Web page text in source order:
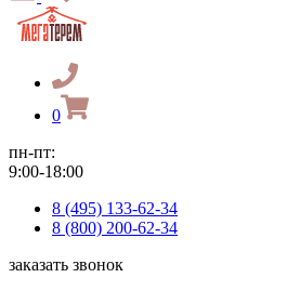
0
пн-пт:
9:00-18:00
8 (495) 133-62-34
8 (800) 200-62-34
заказать звонок